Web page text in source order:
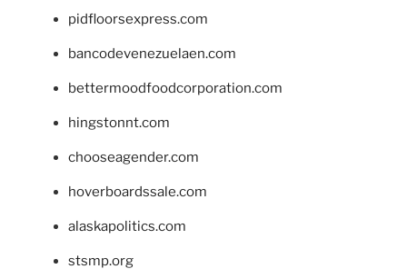
pidfloorsexpress.com
bancodevenezuelaen.com
bettermoodfoodcorporation.com
hingstonnt.com
chooseagender.com
hoverboardssale.com
alaskapolitics.com
stsmp.org